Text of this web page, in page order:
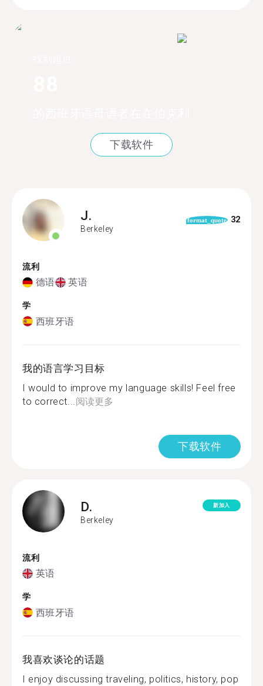
下载软件
J.
Berkeley
format_quote 32
流利
德语 英语
学
西班牙语
我的语言学习目标
I would to improve my language skills! Feel free
to correct... 阅读更多
下载软件
D.
Berkeley
新加入
流利
英语
学
西班牙语
我喜欢谈论的话题
I enjoy discussing traveling, politics, history, pop